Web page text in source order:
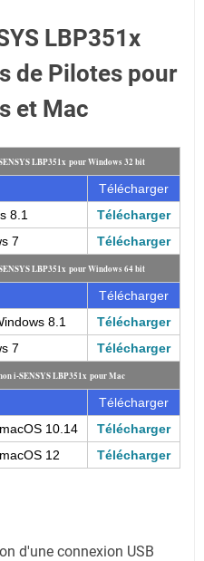
LBP351x
de Pilotes pour
et Mac
LBP351x pour Windows 32 bit
Télécharger
8.1
Télécharger
7
Télécharger
LBP351x pour Windows 64 bit
Télécharger
8.1
Télécharger
7
Télécharger
i-SENSYS LBP351x pour Mac
Télécharger
10.14
Télécharger
12
Télécharger
d'une connexion USB